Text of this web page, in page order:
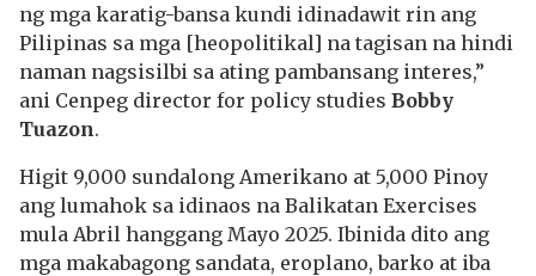
ng mga karatig-bansa kundi idinadawit rin ang
Pilipinas sa mga [heopolitikal] na tagisan na hindi
naman nagsisilbi sa ating pambansang interes,”
ani Cenpeg director for policy studies Bobby
Tuazon.
Higit 9,000 sundalong Amerikano at 5,000 Pinoy
ang lumahok sa idinaos na Balikatan Exercises
mula Abril hanggang Mayo 2025. Ibinida dito ang
mga makabagong sandata, eroplano, barko at iba